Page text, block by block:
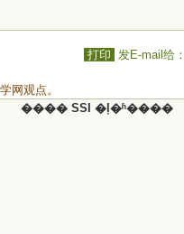
打印 发E-mail给
网观点。
���� SSI �ļ�ʱ����